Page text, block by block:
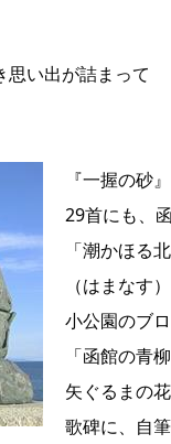
い出が詰まって
『一握の砂
29首にも、
「潮かほる
（はまなす
小公園のブ
「函館の
矢ぐるまの
歌碑に、自